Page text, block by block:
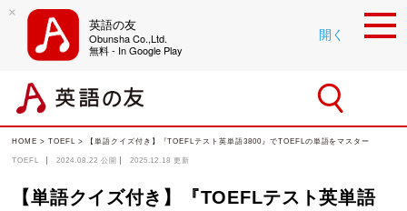
×
英語の友
Obunsha Co.,Ltd.
無料 - In Google Play
開く
HOME >TOEFL> 【単語クイズ付き】『TOEFLテスト英単語3800』でTOEFLの単語をマスター
TOEFL 2024.08.22 公開 2025.12.18 更新
【単語クイズ付き】『TOEFLテスト英単語